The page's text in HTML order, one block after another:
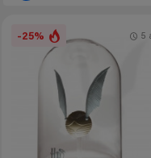
-25% 5